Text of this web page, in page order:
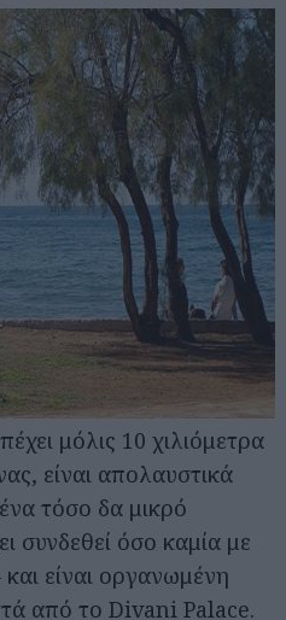
μόλις 10 χιλιόμετρα
είναι απολαυστικά
τόσο δα μικρό
συνδεθεί όσο καμία με
είναι οργανωμένη
από το Divani Palace.